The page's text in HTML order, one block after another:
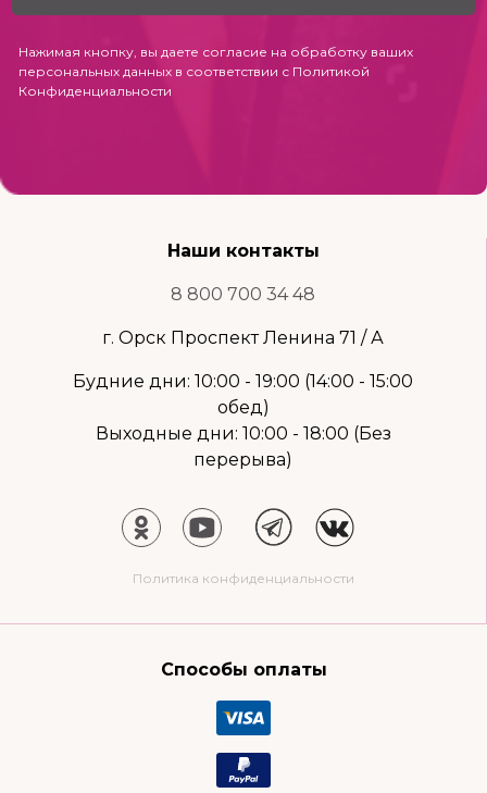
Нажимая кнопку, вы даете согласие на обработку ваших
персональных данных в соответствии с Политикой
Конфиденциальности
Наши контакты
8 800 700 34 48
г. Орск Проспект Ленина 71 / А
Будние дни: 10:00 - 19:00 (14:00 - 15:00
обед)
Выходные дни: 10:00 - 18:00 (Без
перерыва)
Политика конфиденциальности
Способы оплаты